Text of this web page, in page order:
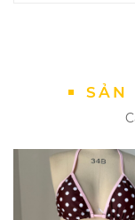
phái nữ 🌿✨SẢN